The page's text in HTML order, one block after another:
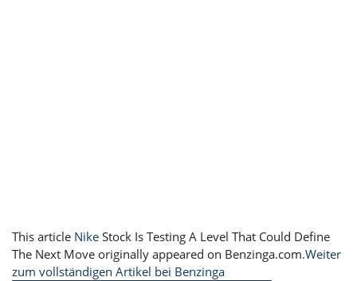
This article Nike Stock Is Testing A Level That Could Define
The Next Move originally appeared on Benzinga.com.Weiter
zum vollständigen Artikel bei Benzinga